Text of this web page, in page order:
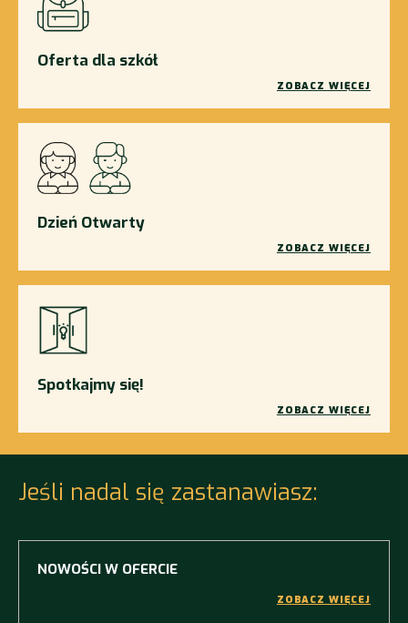
Oferta dla szkół
ZOBACZ WIĘCEJ
Dzień Otwarty
ZOBACZ WIĘCEJ
Spotkajmy się!
ZOBACZ WIĘCEJ
Jeśli nadal się zastanawiasz:
NOWOŚCI W OFERCIE
ZOBACZ WIĘCEJ